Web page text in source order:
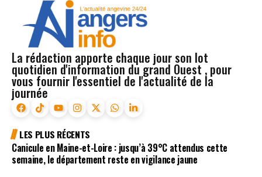
La rédaction apporte chaque jour son lot
quotidien d'information du grand Ouest , pour
vous fournir l'essentiel de l'actualité de la
journée
LES PLUS RÉCENTS
Canicule en Maine-et-Loire : jusqu’à 39°C attendus cette
semaine, le département reste en vigilance jaune